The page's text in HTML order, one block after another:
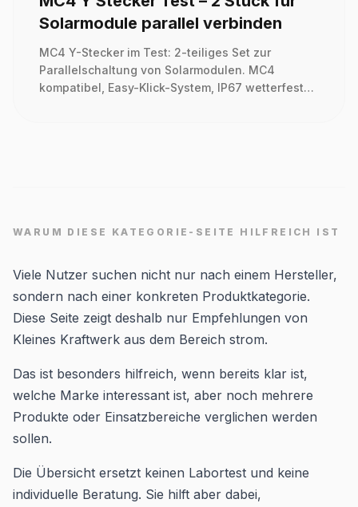
Solarmodule parallel verbinden
MC4 Y-Stecker im Test: 2-teiliges Set zur
Parallelschaltung von Solarmodulen. MC4
kompatibel, Easy-Klick-System, IP67 wetterfest
WARUM DIESE KATEGORIE-SEITE HILFREICH IST
Viele Nutzer suchen nicht nur nach einem Hersteller,
sondern nach einer konkreten Produktkategorie.
Diese Seite zeigt deshalb nur Empfehlungen von
Kleines Kraftwerk aus dem Bereich strom.
Das ist besonders hilfreich, wenn bereits klar ist,
welche Marke interessant ist, aber noch mehrere
Produkte oder Einsatzbereiche verglichen werden
sollen.
Die Übersicht ersetzt keinen Labortest und keine
individuelle Beratung. Sie hilft aber dabei,